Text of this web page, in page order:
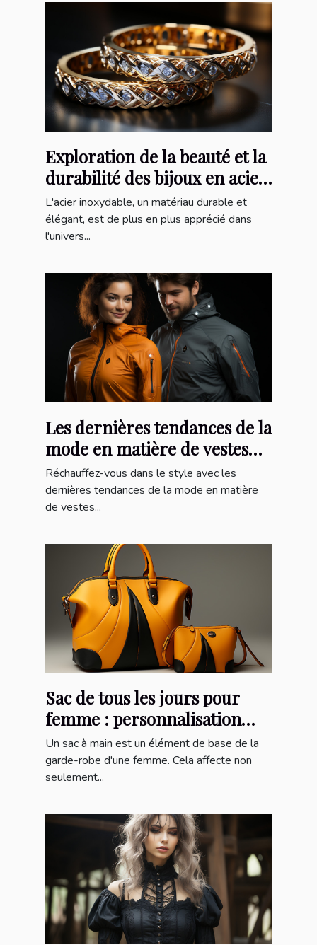
Exploration de la beauté et la
durabilité des bijoux en acier
inoxydable
L'acier inoxydable, un matériau durable et
élégant, est de plus en plus apprécié dans
l'univers...
Les dernières tendances de la
mode en matière de vestes
chauffantes
Réchauffez-vous dans le style avec les
dernières tendances de la mode en matière
de vestes...
Sac de tous les jours pour
femme : personnalisation
pour un sac à main unique
Un sac à main est un élément de base de la
garde-robe d'une femme. Cela affecte non
seulement...